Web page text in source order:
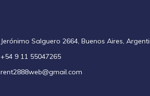
Jerónimo Salguero 2664, Buenos Aires,
+54 9 11 55047265
rent2888web@gmail.com